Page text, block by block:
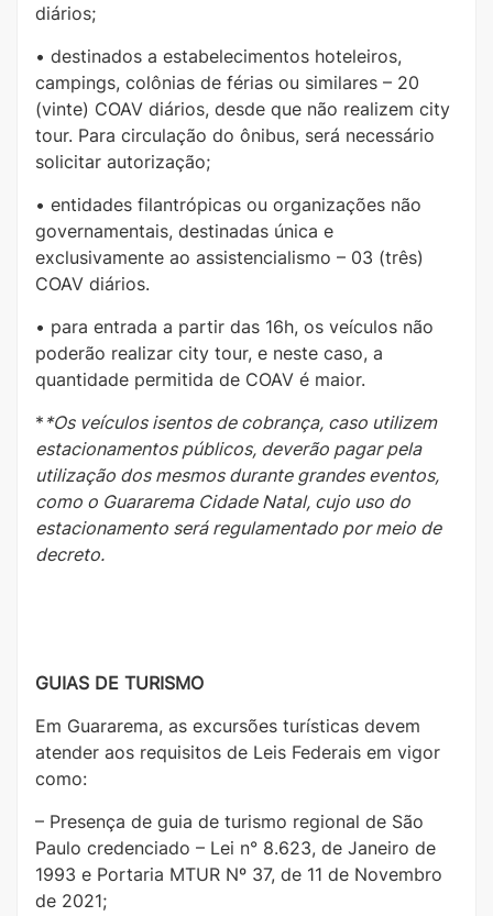
diários;
• destinados a estabelecimentos hoteleiros,
campings, colônias de férias ou similares – 20
(vinte) COAV diários, desde que não realizem city
tour. Para circulação do ônibus, será necessário
solicitar autorização;
• entidades filantrópicas ou organizações não
governamentais, destinadas única e
exclusivamente ao assistencialismo – 03 (três)
COAV diários.
• para entrada a partir das 16h, os veículos não
poderão realizar city tour, e neste caso, a
quantidade permitida de COAV é maior.
* *Os veículos isentos de cobrança, caso utilizem
estacionamentos públicos, deverão pagar pela
utilização dos mesmos durante grandes eventos,
como o Guararema Cidade Natal, cujo uso do
estacionamento será regulamentado por meio de
decreto.
GUIAS DE TURISMO
Em Guararema, as excursões turísticas devem
atender aos requisitos de Leis Federais em vigor
como:
– Presença de guia de turismo regional de São
Paulo credenciado – Lei n° 8.623, de Janeiro de
1993 e Portaria MTUR Nº 37, de 11 de Novembro
de 2021;